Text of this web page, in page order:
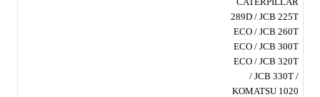
289D / JCB 225T
ECO / JCB 260T
ECO / JCB 300T
ECO / JCB 320T
/ JCB 330T /
KOMATSU 1020